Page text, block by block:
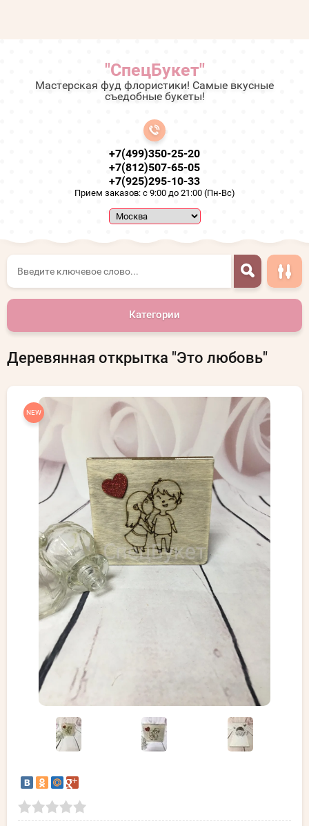
"СпецБукет"
Мастерская фуд флористики! Самые вкусные
съедобные букеты!
+7(499)350-25-20
+7(812)507-65-05
+7(925)295-10-33
Прием заказов: с 9:00 до 21:00 (Пн-Вс)
Категории
Деревянная открытка "Это любовь"
NEW